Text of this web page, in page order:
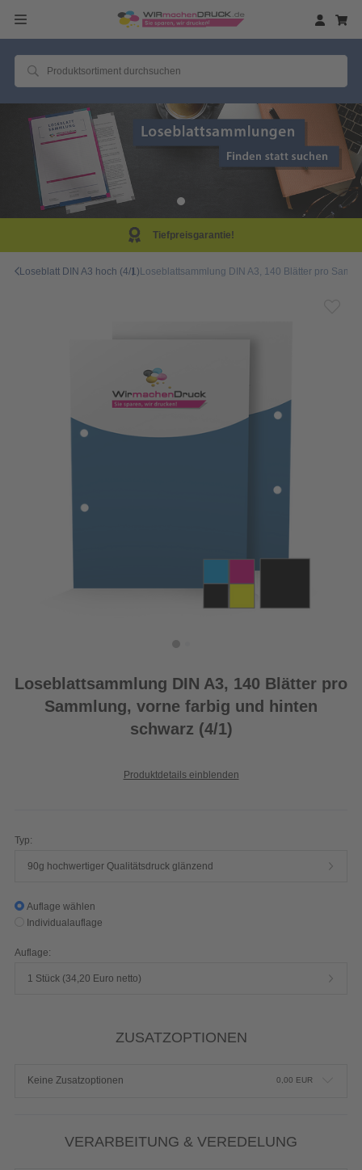
Loseblatt DIN A3 hoch (4/1)Loseblattsammlung DIN A3, 140 Blätter pro
Loseblattsammlung DIN A3, 140 Blätter pro
Sammlung, vorne farbig und hinten
schwarz (4/1)
Produktdetails einblenden
Typ:
90g hochwertiger Qualitätsdruck glänzend
Auflage wählen
Individualauflage
Auflage:
1 Stück (34,20 Euro netto)
ZUSATZOPTIONEN
Keine Zusatzoptionen 0,00 EUR
VERARBEITUNG & VEREDELUNG